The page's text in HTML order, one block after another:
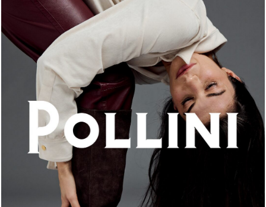
An ode to the house’s vibrant Italian roots, the new...